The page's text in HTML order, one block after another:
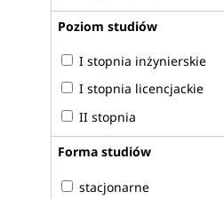
Poziom studiów
I stopnia inżynierskie
I stopnia licencjackie
II stopnia
Forma studiów
stacjonarne